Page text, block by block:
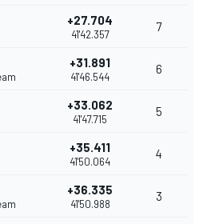
+27.704
41'42.357
7
+31.891
41'46.544
6
+33.062
41'47.715
5
+35.411
41'50.064
4
+36.335
41'50.988
3